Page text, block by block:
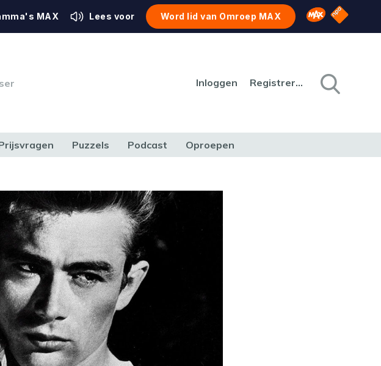
MAX Lees voor Word lid van Omroep MAX Omroep MAX
NPO
Inloggen Registreren
Puzzels Podcast Oproepen